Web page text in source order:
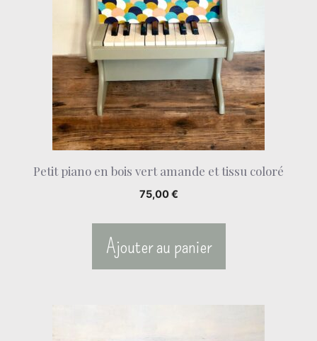
Petit piano en bois vert amande et tissu coloré
75,00€
Ajouter au panier